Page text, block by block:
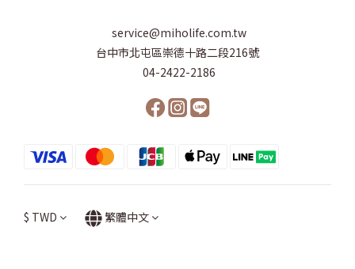
service@miholife.com.tw
台中市北屯區崇德十路二段216號
04-2422-2186
$ TWD 繁體中文